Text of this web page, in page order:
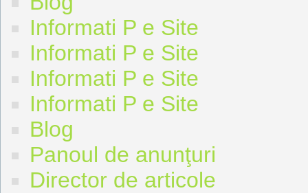
Informati P e Site
Informati P e Site
Informati P e Site
Informati P e Site
Blog
Panoul de anunţuri
Director de articole